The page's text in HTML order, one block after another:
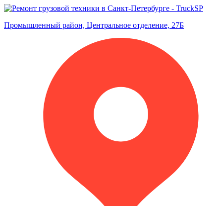
Промышленный район, Центральное отделение, 27Б